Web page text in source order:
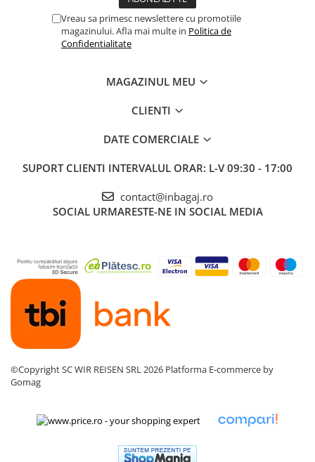
Vreau sa primesc newslettere cu promotiile
magazinului. Afla mai multe in Politica de
Confidentialitate
MAGAZINUL MEU
CLIENTI
DATE COMERCIALE
SUPORT CLIENTI INTERVALUL ORAR: L-V 09:30 - 17:00
contact@inbagaj.ro
SOCIAL URMARESTE-NE IN SOCIAL MEDIA
©Copyright SC WIR REISEN SRL 2026 Platforma E-commerce by
Gomag